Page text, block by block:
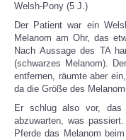
Welsh-Pony (5 J.)
Der Patient war ein
Melanom am Ohr, das
Nach Aussage des TA
(schwarzes Melanom).
entfernen, räumte aber
da die Größe des
Er schlug also vor, das
abzuwarten, was
Pferde das Melanom